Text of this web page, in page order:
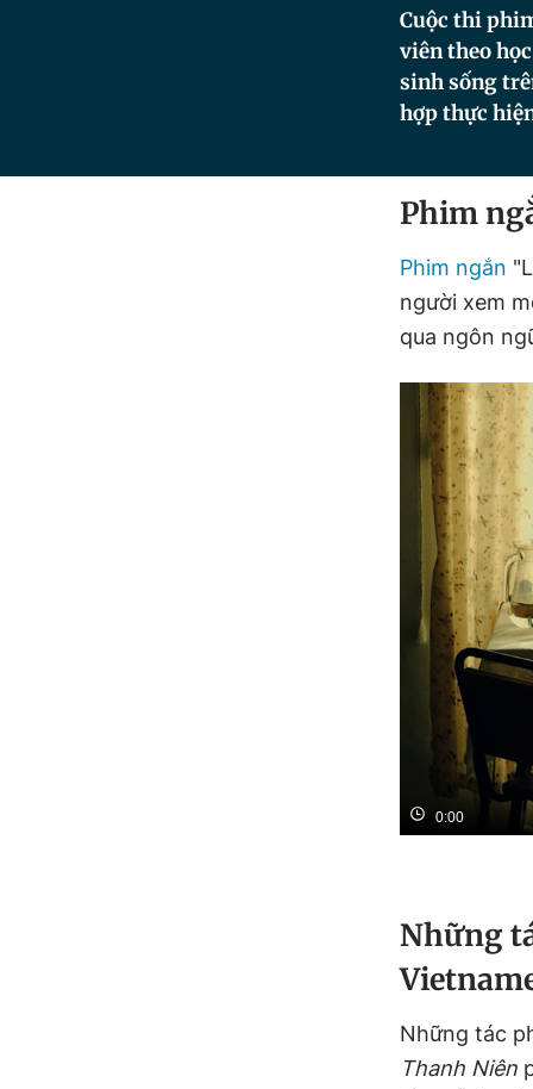
Cuộc thi
viên theo
sinh sống
hợp thực
Phim
Phim ngắn
người xem
qua ngôn
0:00
Những
Những tác
Thanh Niên